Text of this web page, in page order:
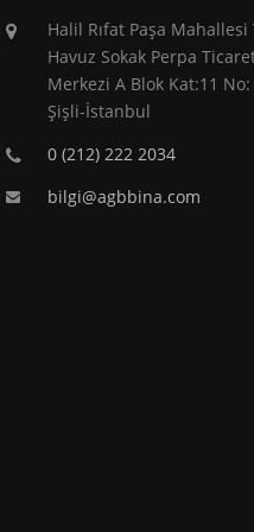
Halil Rıfat Paşa Mahallesi
Havuz Sokak Perpa
Merkezi A Blok Kat:11
Şişli-İstanbul
0 (212) 222 2034
bilgi@agbbina.com